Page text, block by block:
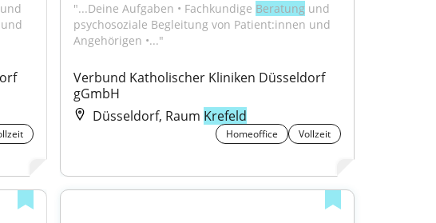
und
"...Deine Aufgaben • Fachkundige Beratung und
psychosoziale Begleitung von Patient:innen und
Angehörigen •..."
Verbund Katholischer Kliniken Düsseldorf
gGmbH
Düsseldorf, Raum Krefeld
Homeoffice Vollzeit